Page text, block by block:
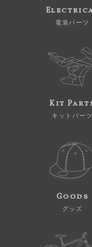
電装パーツ
Kit
キットパーツ
Goods
グッズ